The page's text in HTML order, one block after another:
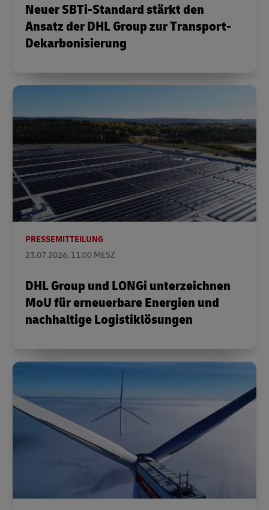
Neuer SBTi-Standard stärkt den
Ansatz der DHL Group zur Transport-
Dekarbonisierung
PRESSEMITTEILUNG
23.07.2026, 11:00 MESZ
DHL Group und LONGi unterzeichnen
MoU für erneuerbare Energien und
nachhaltige Logistiklösungen